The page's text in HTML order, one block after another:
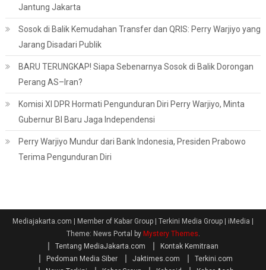
Jantung Jakarta
Sosok di Balik Kemudahan Transfer dan QRIS: Perry Warjiyo yang
Jarang Disadari Publik
BARU TERUNGKAP! Siapa Sebenarnya Sosok di Balik Dorongan
Perang AS–Iran?
Komisi XI DPR Hormati Pengunduran Diri Perry Warjiyo, Minta
Gubernur BI Baru Jaga Independensi
Perry Warjiyo Mundur dari Bank Indonesia, Presiden Prabowo
Terima Pengunduran Diri
Mediajakarta.com | Member of Kabar Group | Terkini Media Group | iMedia
Theme: News Portal by Mystery Themes.
Tentang MediaJakarta.com
Kontak Kemitraan
Pedoman Media Siber
Jaktimes.com
Terkini.com